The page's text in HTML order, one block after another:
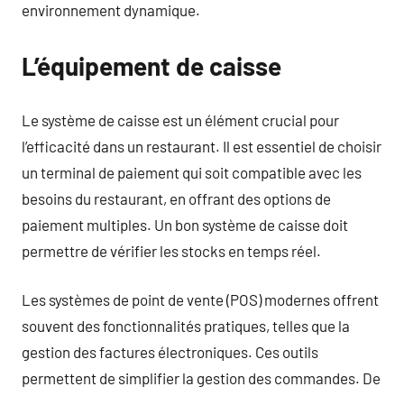
environnement dynamique.
L’équipement de caisse
Le système de caisse est un élément crucial pour
l’efficacité dans un restaurant. Il est essentiel de choisir
un terminal de paiement qui soit compatible avec les
besoins du restaurant, en offrant des options de
paiement multiples. Un bon système de caisse doit
permettre de vérifier les stocks en temps réel.
Les systèmes de point de vente (POS) modernes offrent
souvent des fonctionnalités pratiques, telles que la
gestion des factures électroniques. Ces outils
permettent de simplifier la gestion des commandes. De